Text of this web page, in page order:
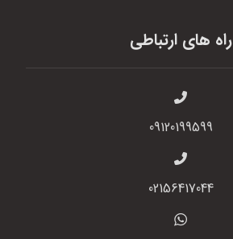
راه های ارتباطی
09120199599
02156417044